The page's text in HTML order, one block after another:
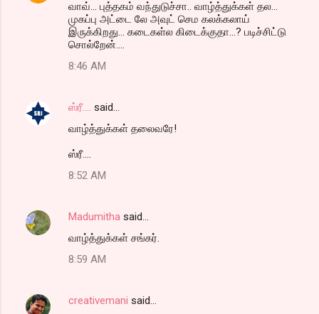
வாவ்... புத்தகம் வந்துடுச்சா.. வாழ்த்துக்கள் தல...
முகப்பு அட்டை லே அவுட் செம கலக்கலாய்
இருக்கிறது... கடைகள்ல கிடைக்குதா...? படிச்சிட்டு
சொல்றேன்....
8:46 AM
ஸ்ரீ....
said…
வாழ்த்துக்கள் தலைவரே!
ஸ்ரீ....
8:52 AM
Madumitha said…
வாழ்த்துக்கள் சங்கர்.
8:59 AM
creativemani said…